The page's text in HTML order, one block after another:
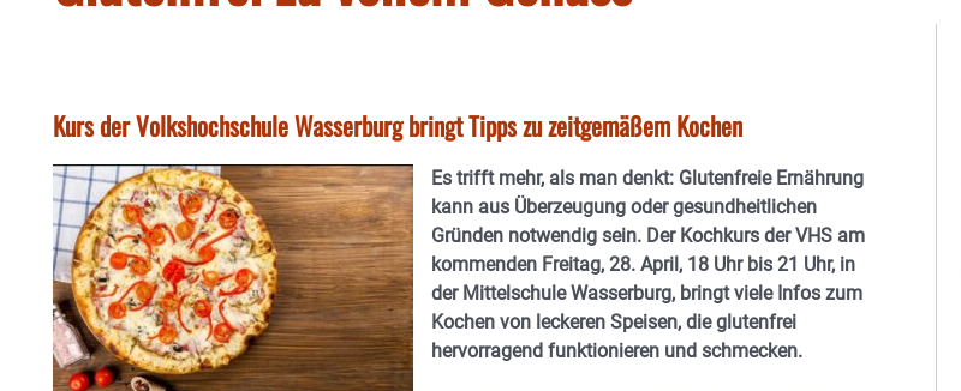
Kurs der Volkshochschule Wasserburg bringt Tipps zu zeitgemäßem Kochen
Es trifft mehr, als man denkt: Glutenfreie Ernährung
kann aus Überzeugung oder gesundheitlichen
Gründen notwendig sein. Der Kochkurs der VHS am
kommenden Freitag, 28. April, 18 Uhr bis 21 Uhr, in
der Mittelschule Wasserburg, bringt viele Infos zum
Kochen von leckeren Speisen, die glutenfrei
hervorragend funktionieren und schmecken.